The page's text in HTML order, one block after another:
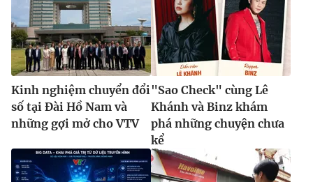
Kinh nghiệm chuyển đổi
số tại Đài Hồ Nam và
những gợi mở cho VTV
"Sao Check" cùng Lê
Khánh và Binz khám
phá những chuyện chưa
kể